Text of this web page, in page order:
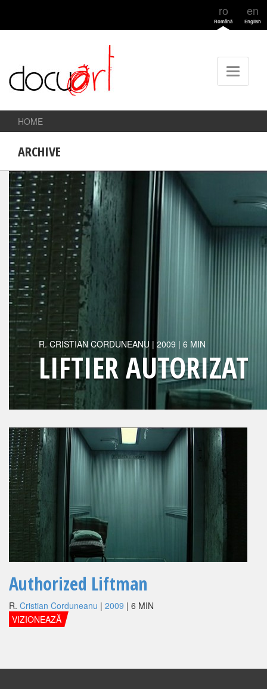
ro
Română
en
English
HOME
ARCHIVE
R.CRISTIAN CORDUNEANU | 2009 | 6 MIN
LIFTIER AUTORIZAT
Authorized Liftman
R. Cristian Corduneanu | 2009 | 6 MIN
VIZIONEAZĂ